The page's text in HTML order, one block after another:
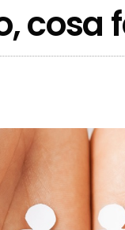
cosa